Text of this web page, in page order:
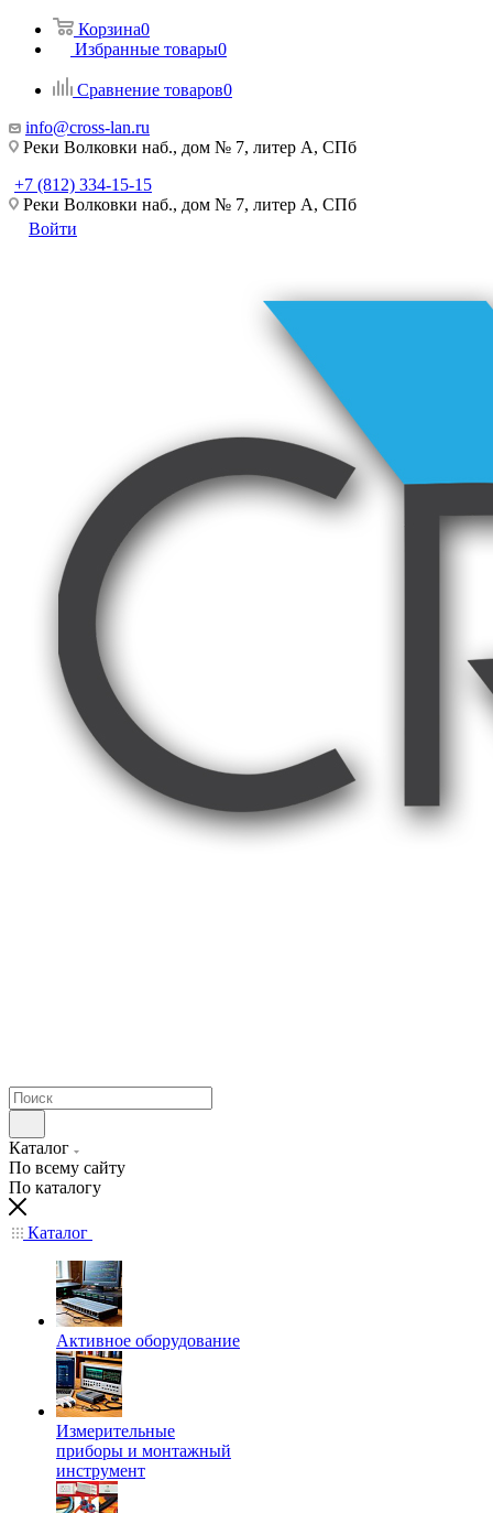
Корзина0
Избранные товары0
Сравнение товаров0
info@cross-lan.ru
Реки Волковки наб., дом № 7, литер А, СПб
+7 (812) 334-15-15
Реки Волковки наб., дом № 7, литер А, СПб
Войти
Каталог
По всему сайту
По каталогу
Каталог
Активное оборудование
Измерительные
приборы и монтажный
инструмент